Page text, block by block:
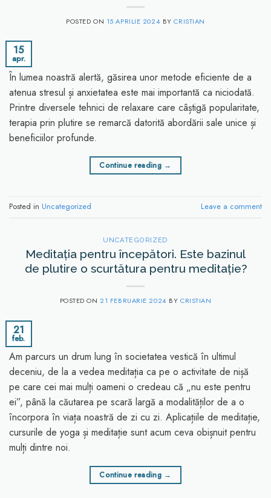
POSTED ON 15 APRILIE 2024 BYCRISTIAN
15
apr.
În lumea noastră alertă, găsirea unor metode eficiente de a
atenua stresul și anxietatea este mai importantă ca niciodată.
Printre diversele tehnici de relaxare care câștigă popularitate,
terapia prin plutire se remarcă datorită abordării sale unice și
beneficiilor profunde.
Continue reading →
Posted in Uncategorized Leave a comment
UNCATEGORIZED
Meditația pentru începători. Este bazinul
de plutire o scurtătura pentru meditație?
POSTED ON 21 FEBRUARIE 2024 BY CRISTIAN
21
feb.
Am parcurs un drum lung în societatea vestică în ultimul
deceniu, de la a vedea meditația ca pe o activitate de nișă
pe care cei mai mulți oameni o credeau că „nu este pentru
ei”, până la căutarea pe scară largă a modalităților de a o
încorpora în viața noastră de zi cu zi. Aplicațiile de meditație,
cursurile de yoga și meditație sunt acum ceva obișnuit pentru
mulți dintre noi.
Continue reading →